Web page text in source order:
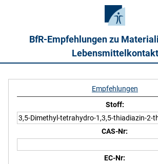
BfR-Empfehlungen zu
Lebensmittelkontakt
Empfehlungen
Stoff:
CAS-Nr:
EC-Nr: